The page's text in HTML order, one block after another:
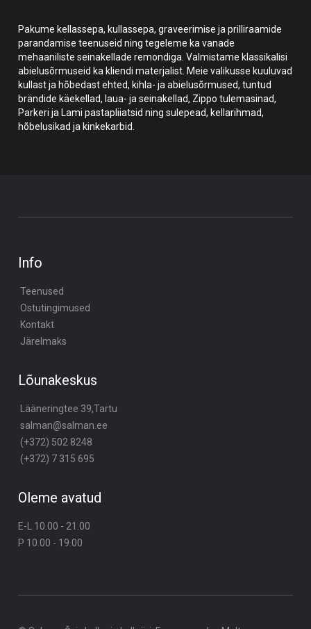
Pakume kellassepa, kullassepa, graveerimise ja prilliraamide
parandamise teenuseid ning tegeleme ka vanade
mehaaniliste seinakellade remondiga. Valmistame klassikalisi
abielusõrmuseid ka kliendi materjalist. Meie valikusse kuuluvad
kullast ja hõbedast ehted, kihla- ja abielusõrmused, tuntud
brändide käekellad, laua- ja seinakellad, Zippo tulemasinad,
Parkeri ja Lami pastapliiatsid ning sulepead, kellarihmad,
hõbelusikad ja kinkekarbid.
Info
Teenused
Ostutingimused
Kontakt
Järelmaks
Lõunakeskus
Lääneringtee 39,Tartu
salman@salman.ee
(+372) 502 8248
(+372) 7 315 695
Oleme avatud
E-L 10.00 - 21.00
P 10.00 - 19.00